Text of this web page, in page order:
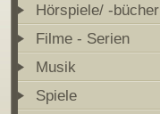
Hörspiele/ -bücher
Filme - Serien
Musik
Spiele